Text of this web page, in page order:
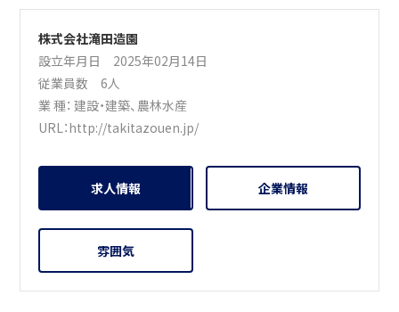
株式会社滝田造園
設立年月日 2025年02月14日
従業員数 6人
業 種：建設・建築、 農林水産
URL：http://takitazouen.jp/
求人情報 企業情報
雰囲気